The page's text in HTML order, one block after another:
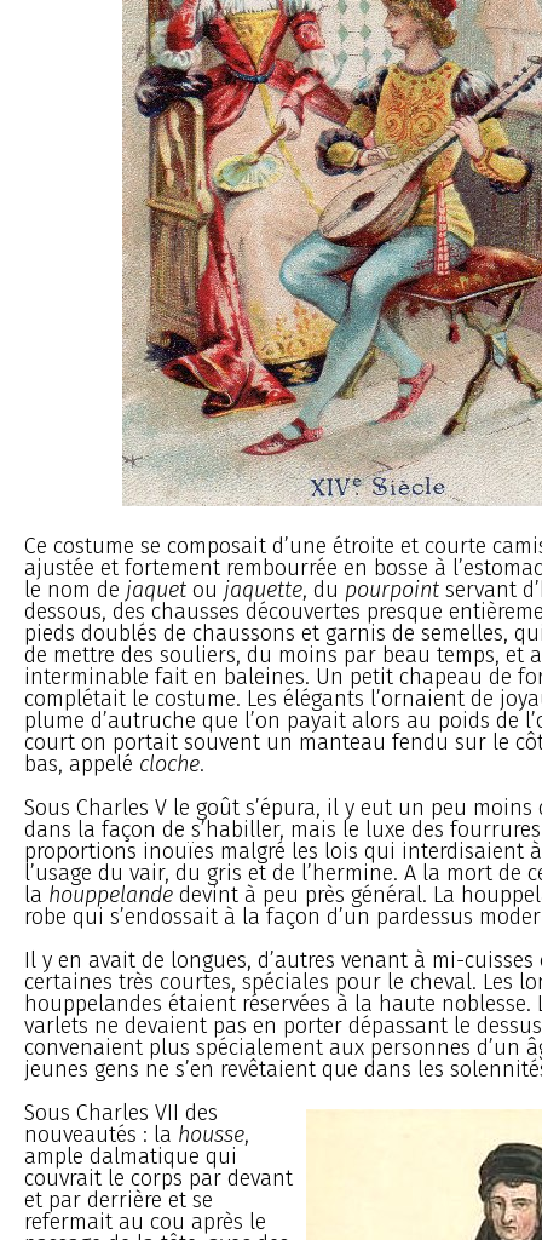
Ce costume se composait d’une étroite et courte
ajustée et fortement rembourrée en bosse à
le nom de jaquet ou jaquette, du pourpoint servant
dessous, des chausses découvertes presque
pieds doublés de chaussons et garnis de semelles,
de mettre des souliers, du moins par beau temps, et
interminable fait en baleines. Un petit chapeau de
complétait le costume. Les élégants l’ornaient de
plume d’autruche que l’on payait alors au poids de
court on portait souvent un manteau fendu sur le
bas, appelé cloche.
Sous Charles V le goût s’épura, il y eut un peu moins
dans la façon de s’habiller, mais le luxe des
proportions inouïes malgré les lois qui interdisaient
l’usage du vair, du gris et de l’hermine. A la mort de
la houppelande devint à peu près général. La
robe qui s’endossait à la façon d’un pardessus
Il y en avait de longues, d’autres venant à mi-
certaines très courtes, spéciales pour le cheval. Les
houppelandes étaient réservées à la haute noblesse.
varlets ne devaient pas en porter dépassant le
convenaient plus spécialement aux personnes d’un
jeunes gens ne s’en revêtaient que dans les
Sous Charles VII des
nouveautés : la housse,
ample dalmatique qui
couvrait le corps par devant
et par derrière et se
refermait au cou après le